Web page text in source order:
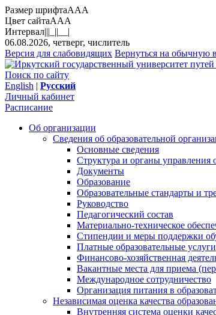
Размер шрифтаAAA
Цвет сайтаAAA
Интервал|||_||__|
06.08.2026, четверг, числитель
Версия для слабовидящих Вернуться на обычную
Поиск по сайту
English | Русский
Личный кабинет
Расписание
Об организации
Сведения об образовательной
Основные сведения
Структура и органы управления
Документы
Образование
Образовательные стандарты и
Руководство
Педагогический состав
Материально-техническое
Стипендии и меры поддержки
Платные образовательные услуги
Финансово-хозяйственная
Вакантные места для приема
Международное сотрудничество
Организация питания в
Независимая оценка качества
Внутренняя система оценки